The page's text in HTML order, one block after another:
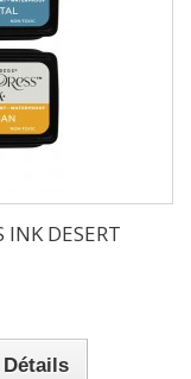
INK DESERT
Détails